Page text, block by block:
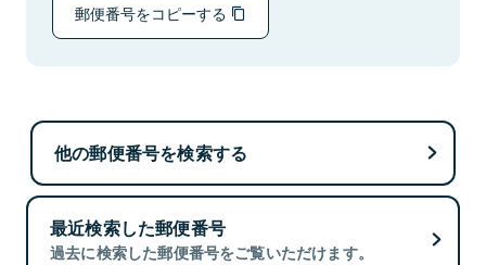
郵便番号をコピーする
他の郵便番号を検索する
最近検索した郵便番号
過去に検索した郵便番号をご覧いただけます。